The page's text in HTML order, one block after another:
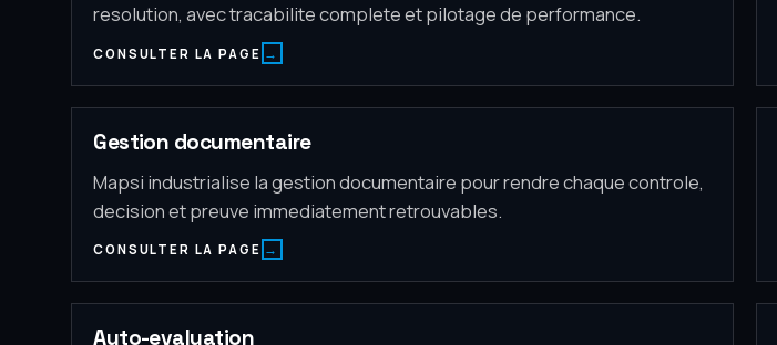
resolution, avec tracabilite complete et pilotage de performance.
CONSULTER LA PAGE
Gestion documentaire
Mapsi industrialise la gestion documentaire pour rendre chaque controle,
decision et preuve immediatement retrouvables.
CONSULTER LA PAGE
Auto-evaluation